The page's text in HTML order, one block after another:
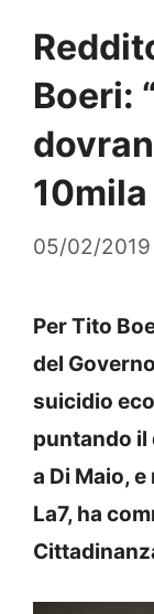
Boeri:
10mila
05/02/2019
Per Tito
del
suicidio
puntando il
a Di Maio,
La7, ha